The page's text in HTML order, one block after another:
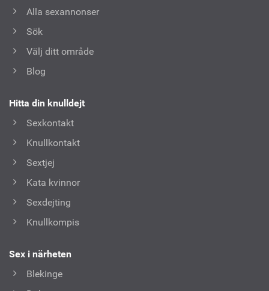
Alla sexannonser
Sök
Välj ditt område
Blog
Hitta din knulldejt
Sexkontakt
Knullkontakt
Sextjej
Kata kvinnor
Sexdejting
Knullkompis
Sex i närheten
Blekinge